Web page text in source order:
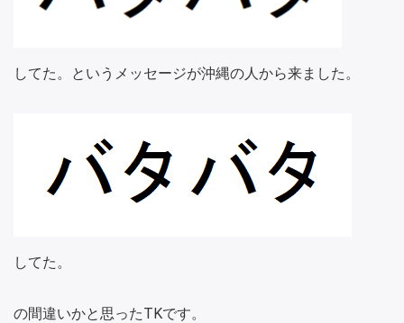
してた。というメッセージが沖縄の人から来ました。
してた。
の間違いかと思ったTKです。